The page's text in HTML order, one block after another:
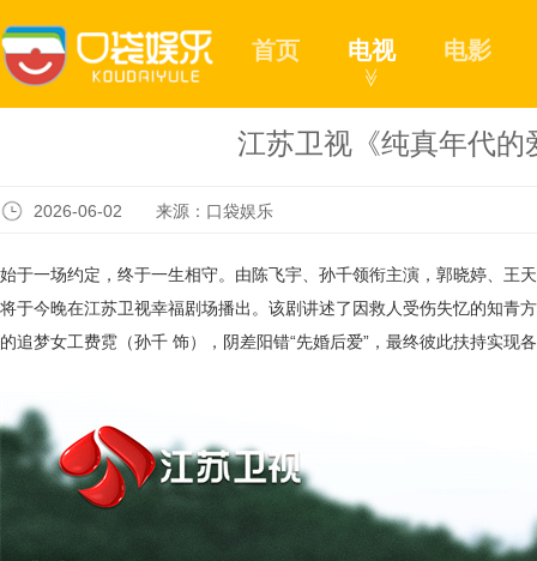
首页 电视
≫
电影
江苏卫视《纯真年代
2026-06-02 来源：口袋娱乐
始于一场约定，终于一生相守。由陈飞宇、孙千领衔主演，郭晓婷、王
将于今晚在江苏卫视幸福剧场播出。该剧讲述了因救人受伤失忆的知青
的追梦女工费霓（孙千 饰），阴差阳错“先婚后爱”，最终彼此扶持实现